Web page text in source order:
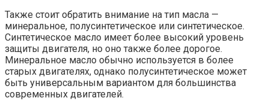
Также стоит обратить внимание на тип масла —
минеральное, полусинтетическое или синтетическое.
Синтетическое масло имеет более высокий уровень
защиты двигателя, но оно также более дорогое.
Минеральное масло обычно используется в более
старых двигателях, однако полусинтетическое может
быть универсальным вариантом для большинства
современных двигателей.